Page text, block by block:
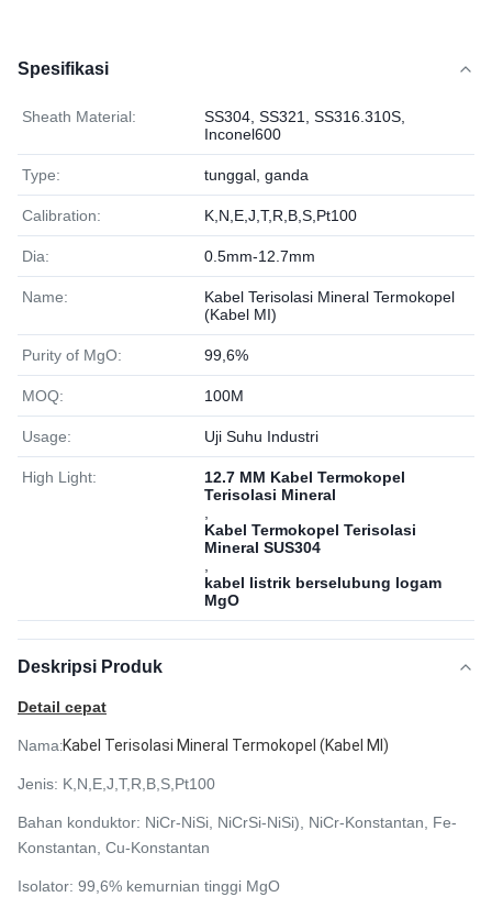
Spesifikasi
Sheath Material:
SS304, SS321, SS316.310S,
Inconel600
Type: tunggal, ganda
Calibration: K,N,E,J,T,R,B,S,Pt100
Dia: 0.5mm-12.7mm
Name:
Kabel Terisolasi Mineral Termokopel
(Kabel MI)
Purity of MgO: 99,6%
MOQ: 100M
Usage: Uji Suhu Industri
High Light:
12.7 MM Kabel Termokopel
Terisolasi Mineral
Kabel Termokopel Terisolasi
Mineral SUS304
kabel listrik berselubung logam
MgO
Deskripsi Produk
Detail cepat
Nama:Kabel Terisolasi Mineral Termokopel (Kabel MI)
Jenis: K,N,E,J,T,R,B,S,Pt100
Bahan konduktor: NiCr-NiSi, NiCrSi-NiSi), NiCr-Konstantan, Fe-
Konstantan, Cu-Konstantan
Isolator: 99,6% kemurnian tinggi MgO